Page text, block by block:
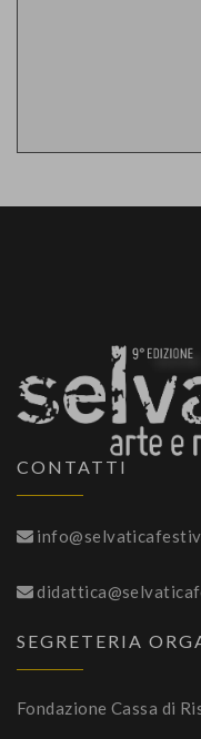
CONTATTI
SEGRETERIA
Fondazione Cassa di